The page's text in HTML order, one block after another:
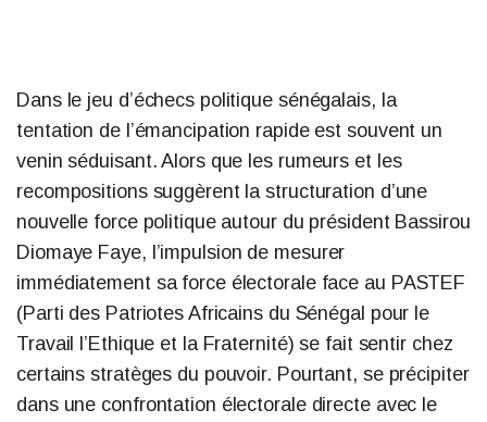
Dans le jeu d’échecs politique sénégalais, la
tentation de l’émancipation rapide est souvent un
venin séduisant. Alors que les rumeurs et les
recompositions suggèrent la structuration d’une
nouvelle force politique autour du président Bassirou
Diomaye Faye, l’impulsion de mesurer
immédiatement sa force électorale face au PASTEF
(Parti des Patriotes Africains du Sénégal pour le
Travail l’Ethique et la Fraternité) se fait sentir chez
certains stratèges du pouvoir. Pourtant, se précipiter
dans une confrontation électorale directe avec le